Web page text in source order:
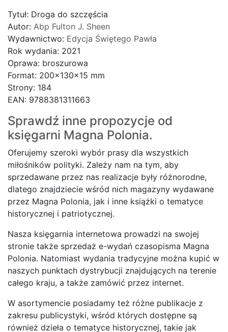
Tytuł: Droga do szczęścia
Autor: Abp Fulton J. Sheen
Wydawnictwo: Edycja Świętego Pawła
Rok wydania: 2021
Oprawa: broszurowa
Format: 200x130x15 mm
Strony: 184
EAN: 9788381311663
Sprawdź inne propozycje od
księgarni Magna Polonia.
Oferujemy szeroki wybór prasy dla wszystkich
miłośników polityki. Zależy nam na tym, aby
sprzedawane przez nas realizacje były różnorodne,
dlatego znajdziecie wśród nich magazyny wydawane
przez Magna Polonia, jak i inne książki o tematyce
historycznej i patriotycznej.
Nasza księgarnia internetowa prowadzi na swojej
stronie także sprzedaż e-wydań czasopisma Magna
Polonia. Natomiast wydania tradycyjne można kupić w
naszych punktach dystrybucji znajdujących na terenie
całego kraju, a także zamówić przez internet.
W asortymencie posiadamy też różne publikacje z
zakresu publicystyki, wśród których dostępne są
również dzieła o tematyce historycznej, takie jak